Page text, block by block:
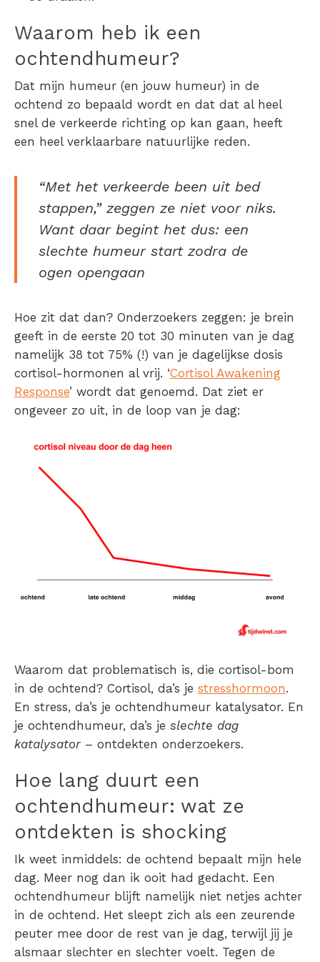
Waarom heb ik een
ochtendhumeur?
Dat mijn humeur (en jouw humeur) in de
ochtend zo bepaald wordt en dat dat al heel
snel de verkeerde richting op kan gaan, heeft
een heel verklaarbare natuurlijke reden.
“Met het verkeerde been uit bed
stappen,” zeggen ze niet voor niks.
Want daar begint het dus: een
slechte humeur start zodra de
ogen opengaan
Hoe zit dat dan? Onderzoekers zeggen: je brein
geeft in de eerste 20 tot 30 minuten van je dag
namelijk 38 tot 75% (!) van je dagelijkse dosis
cortisol-hormonen al vrij. ‘Cortisol Awakening
Response’ wordt dat genoemd. Dat ziet er
ongeveer zo uit, in de loop van je dag:
Waarom dat problematisch is, die cortisol-bom
in de ochtend? Cortisol, da’s je stresshormoon.
En stress, da’s je ochtendhumeur katalysator. En
je ochtendhumeur, da’s je slechte dag
katalysator – ontdekten onderzoekers.
Hoe lang duurt een
ochtendhumeur: wat ze
ontdekten is shocking
Ik weet inmiddels: de ochtend bepaalt mijn hele
dag. Meer nog dan ik ooit had gedacht. Een
ochtendhumeur blijft namelijk niet netjes achter
in de ochtend. Het sleept zich als een zeurende
peuter mee door de rest van je dag, terwijl jij je
alsmaar slechter en slechter voelt. Tegen de